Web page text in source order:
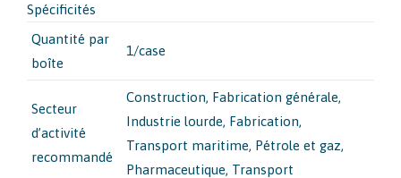
Spécificités
Quantité par
boîte
1/case
Secteur
d’activité
recommandé
Construction, Fabrication générale,
Industrie lourde, Fabrication,
Transport maritime, Pétrole et gaz,
Pharmaceutique, Transport